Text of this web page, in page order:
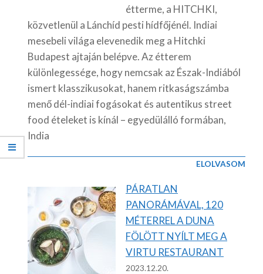
étterme, a HITCHKI,
közvetlenül a Lánchíd pesti hídfőjénél. Indiai
mesebeli világa elevenedik meg a Hitchki
Budapest ajtaján belépve. Az étterem
különlegessége, hogy nemcsak az Észak-Indiából
ismert klasszikusokat, hanem ritkaságszámba
menő dél-indiai fogásokat és autentikus street
food ételeket is kínál – egyedülálló formában,
India
ELOLVASOM
PÁRATLAN
PANORÁMÁVAL, 120
MÉTERREL A DUNA
FÖLÖTT NYÍLT MEG A
VIRTU RESTAURANT
2023.12.20.